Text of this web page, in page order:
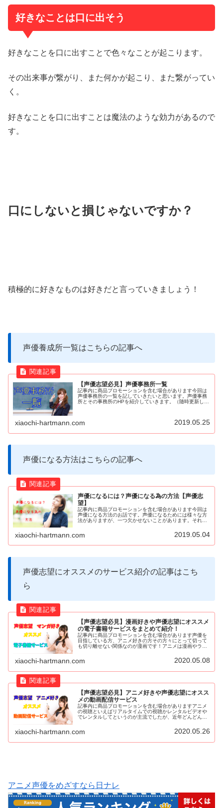
好きなことは口に出そう
好きなことを口に出すことで色々なことが起こります。
その出来事が繋がり、また何かが起こり、また繋がってい
く。
好きなことを口に出すことは魔法のような効力があるので
す。
口にしないと損じゃないですか？
積極的に好きなものは好きだと言っていきましょう！
声優養成所一覧はこちらの記事へ
【声優志望必見】声優事務所一覧
記事内に商品プロモーションを含む場合があります今回は
声優事務所の一覧を記していきたいと思います。声優事務
所とその事務所のHPを紹介していきます。（随時更新して
xiaochi-hartmann.com 2019.05.25
声優になる方法はこちらの記事へ
声優になるには？声優になる為の方法【声優志
望】
記事内に商品プロモーションを含む場合があります今回は
声優になる方法のお話です。声優になるためには様々な方
法がありますが、一つ欠かせないことがあります。それは
xiaochi-hartmann.com 2019.05.04
声優志望にオススメのサービス紹介の記事はこち
ら
【声優志望必見】漫画好きや声優志望にオススメ
の電子書籍サービスをまとめて紹介！
記事内に商品プロモーションを含む場合があります声優を
目指している方、アニメ好きの方その方々にとって切って
も切り離せない関係なのが漫画です！アニメは漫画やライ
xiaochi-hartmann.com 2020.05.08
【声優志望必見】アニメ好きや声優志望にオスス
メの動画配信サービス
記事内に商品プロモーションを含む場合がありますアニメ
の視聴といえばリアルタイムでの視聴かレンタルビデオや
でレンタルしてというのが主流でしたが、近年どんどん環
xiaochi-hartmann.com 2020.05.26
アニメ声優をめざすなら日ナレ